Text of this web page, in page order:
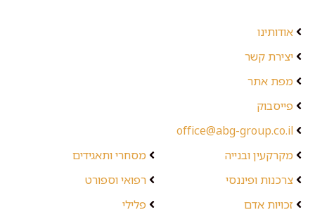
אודותינו
יצירת קשר
מפת אתר
פייסבוק
office@abg-group.co.il
מקרקעין ובנייה
צרכנות ופיננסי
זכויות אדם
מסחרי ותאגידים
רפואי וספורט
פלילי